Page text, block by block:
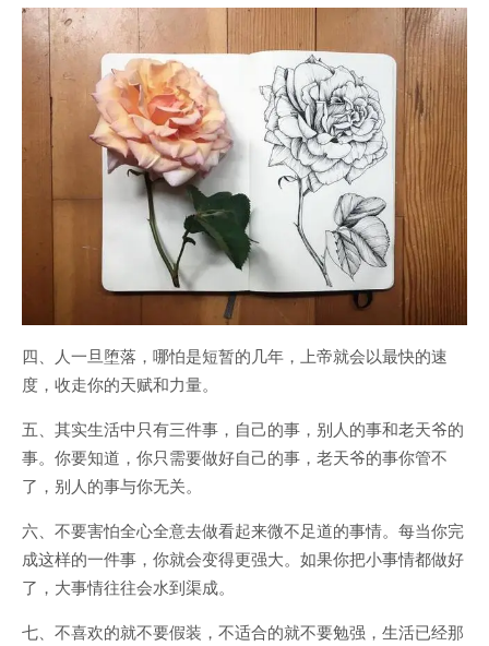
四、人一旦堕落，哪怕是短暂的几年，上帝就会以最快的速
度，收走你的天赋和力量。
五、其实生活中只有三件事，自己的事，别人的事和老天爷的
事。你要知道，你只需要做好自己的事，老天爷的事你管不
了，别人的事与你无关。
六、不要害怕全心全意去做看起来微不足道的事情。每当你完
成这样的一件事，你就会变得更强大。如果你把小事情都做好
了，大事情往往会水到渠成。
七、不喜欢的就不要假装，不适合的就不要勉强，生活已经那